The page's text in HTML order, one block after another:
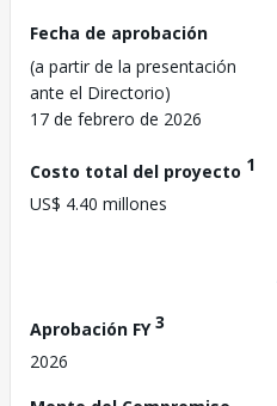
Fecha de aprobación
(a partir de la presentación
ante el Directorio)
17 de febrero de 2026
Costo total del proyecto 1
US$ 4.40 millones
Aprobación FY3
2026